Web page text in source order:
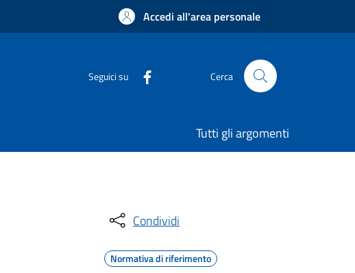
Accedi all'area personale
Seguici su Cerca
Tutti gli argomenti
Condividi
Normativa di riferimento